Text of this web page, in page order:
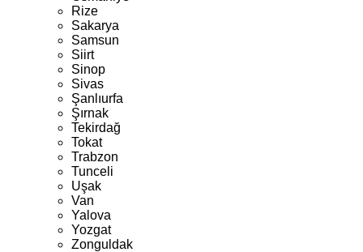
Rize
Sakarya
Samsun
Siirt
Sinop
Sivas
Şanlıurfa
Şırnak
Tekirdağ
Tokat
Trabzon
Tunceli
Uşak
Van
Yalova
Yozgat
Zonguldak